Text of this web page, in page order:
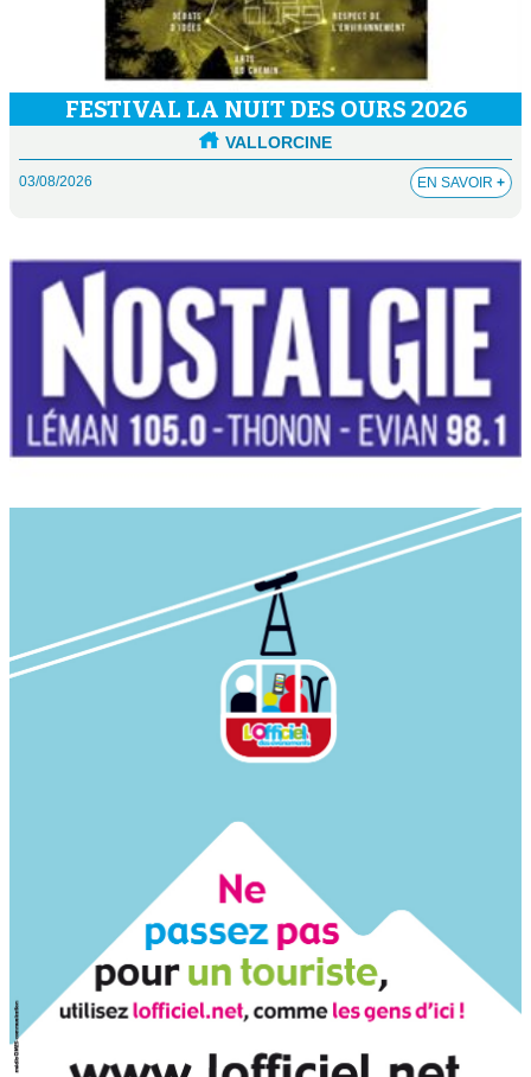
FESTIVAL LA NUIT DES OURS 2026
VALLORCINE
03/08/2026 EN SAVOIR +